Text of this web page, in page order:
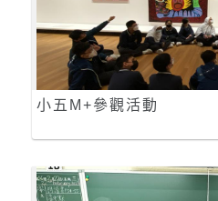
小五M+參觀活動